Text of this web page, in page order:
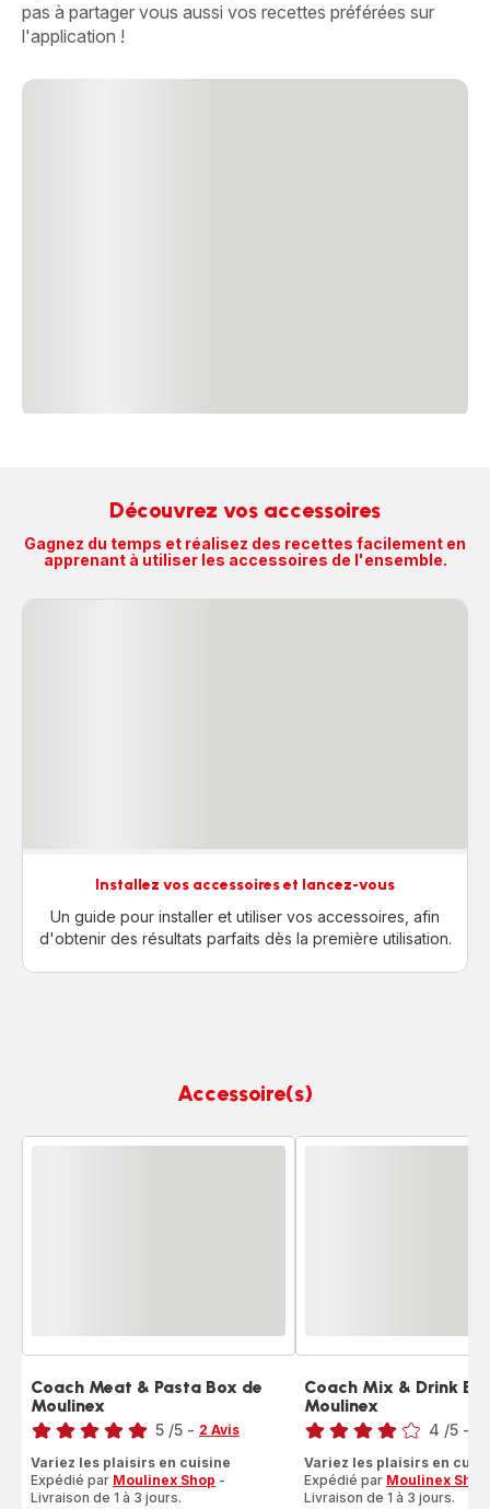
pas à partager vous aussi vos recettes préférées sur
l'application !
Découvrez vos accessoires
Gagnez du temps et réalisez des recettes facilement en
apprenant à utiliser les accessoires de l'ensemble.
Installez vos accessoires et lancez-vous
Un guide pour installer et utiliser vos accessoires, afin
d'obtenir des résultats parfaits dès la première utilisation.
Accessoire(s)
Coach Meat & Pasta Box de
Moulinex
Note
5
étoiles
5 /5 - 2 Avis
Variez les plaisirs en cuisine
Expédié par Moulinex Shop -
Livraison de 1 à 3 jours.
Coach Mix & Drink
Moulinex
Note
4
étoiles
4 /5 -
Variez les plaisirs en
Expédié par Moulinex Shop
Livraison de 1 à 3 jours.